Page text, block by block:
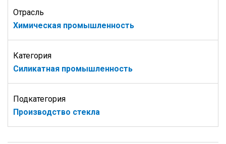
Отрасль
Химическая промышленность
Категория
Силикатная промышленность
Подкатегория
Производство стекла